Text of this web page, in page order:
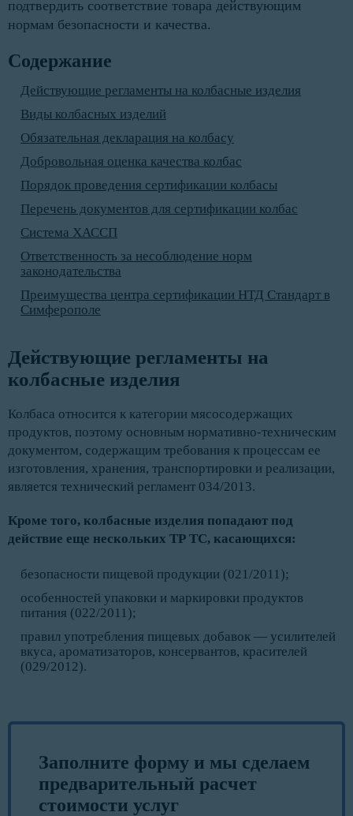
подтвердить соответствие товара действующим
нормам безопасности и качества.
Содержание
Действующие регламенты на колбасные изделия
Виды колбасных изделий
Обязательная декларация на колбасу
Добровольная оценка качества колбас
Порядок проведения сертификации колбасы
Перечень документов для сертификации колбас
Система ХАССП
Ответственность за несоблюдение норм
законодательства
Преимущества центра сертификации НТД Стандарт в
Симферополе
Действующие регламенты на
колбасные изделия
Колбаса относится к категории мясосодержащих
продуктов, поэтому основным нормативно-техническим
документом, содержащим требования к процессам ее
изготовления, хранения, транспортировки и реализации,
является технический регламент 034/2013.
Кроме того, колбасные изделия попадают под
действие еще нескольких ТР ТС, касающихся:
безопасности пищевой продукции (021/2011);
особенностей упаковки и маркировки продуктов
питания (022/2011);
правил употребления пищевых добавок — усилителей
вкуса, ароматизаторов, консервантов, красителей
(029/2012).
Заполните форму и мы сделаем
предварительный расчет
стоимости услуг